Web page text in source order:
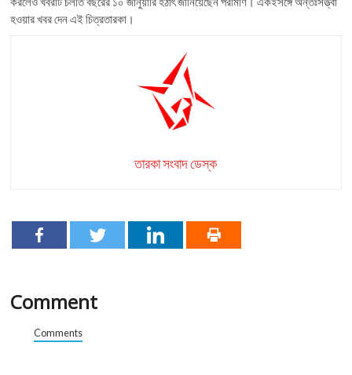
হওয়ার খবর দেন এই চিত্রতারকা।
তারকা সংবাদ ডেস্ক
Comment
Comments